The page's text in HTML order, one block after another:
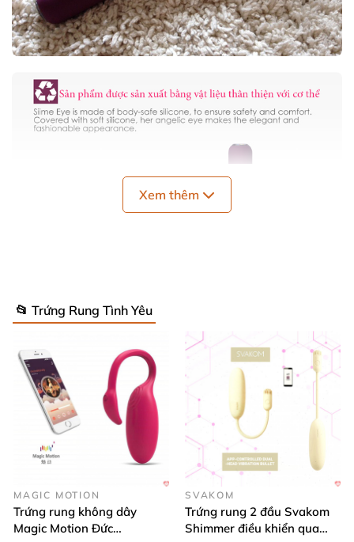
Thông tin chi tiết dương vật giả nhỏ
Tính năng: Đồ chơi tình dục tìm điểm G
điểm G
, thỏa mãn tình dục cho nữ
Chất liệu: silicon gel y tế
, cao cấp
Sử dụng kèm gel bôi trơn: Nên dùng kèm (nên
Xem thêm
📂 Trứng Rung Tình Yêu
MAGIC MOTION
Trứng rung không dây
Magic Motion Đức
SVAKOM
Trứng rung 2 đầu Svakom
Shimmer điều khiển qua